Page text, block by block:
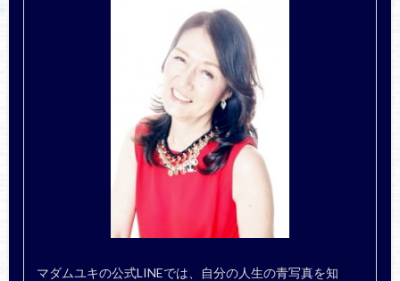
マダムユキの公式LINEでは、自分の人生の青写真を知